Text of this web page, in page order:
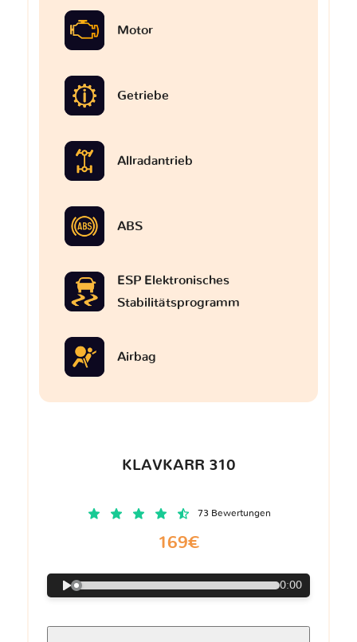
Motor
Getriebe
Allradantrieb
ABS
ESP Elektronisches
Stabilitätsprogramm
Airbag
KLAVKARR 310
73 Bewertungen
169€
0:00